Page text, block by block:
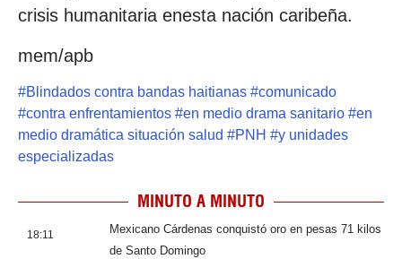
crisis humanitaria enesta nación caribeña.
mem/apb
#Blindados contra bandas haitianas #comunicado
#contra enfrentamientos #en medio drama sanitario #en
medio dramática situación salud #PNH #y unidades
especializadas
MINUTO A MINUTO
18:11
Mexicano Cárdenas conquistó oro en pesas 71 kilos
de Santo Domingo